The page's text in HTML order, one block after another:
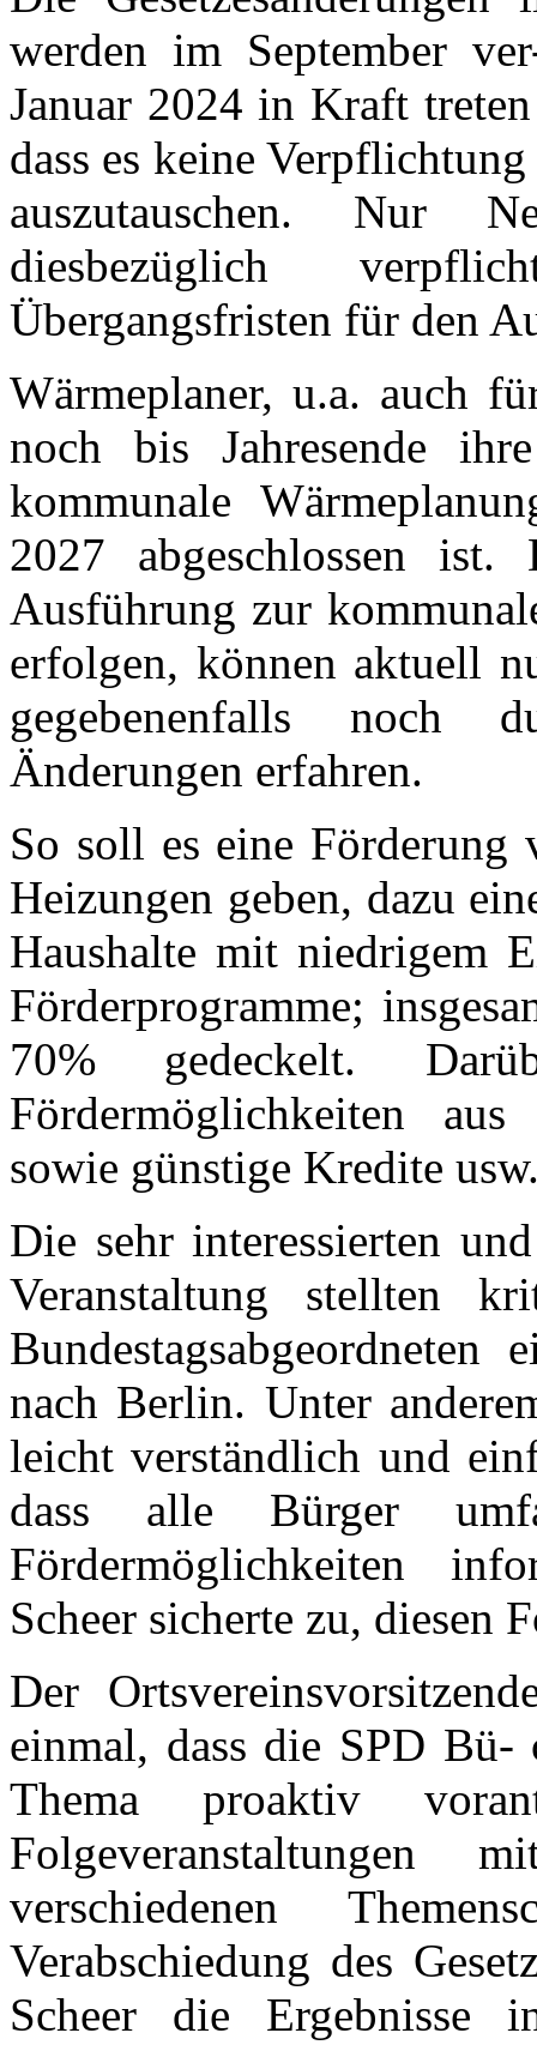
werden im September
Januar 2024 in Kraft
dass es keine
auszutauschen. Nur
diesbezüglich
Übergangsfristen für den
Wärmeplaner, u.a. auch
noch bis Jahresende
kommunale
2027 abgeschlossen
Ausführung zur
erfolgen, können aktuell
gegebenenfalls noch
Änderungen erfahren.
So soll es eine Förderung
Heizungen geben, dazu
Haushalte mit niedrigem
Förderprogramme;
70% gedeckelt.
Fördermöglichkeiten aus
sowie günstige Kredite
Die sehr interessierten
Veranstaltung stellten
nach Berlin. Unter
leicht verständlich und
dass alle Bürger
Fördermöglichkeiten
Scheer sicherte zu, diesen
Der
einmal, dass die SPD
Thema proaktiv
Folgeveranstaltungen
verschiedenen
Verabschiedung des
Scheer die Ergebnisse